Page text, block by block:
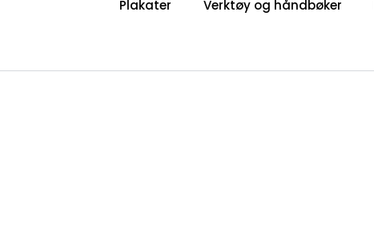
Skip to main contentPlakater Verktøy og håndbøker